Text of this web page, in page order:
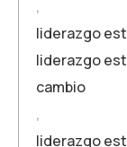
,
liderazgo
liderazgo
cambio
,
liderazgo